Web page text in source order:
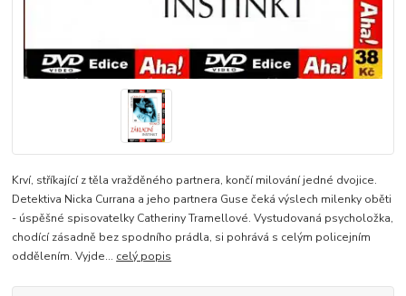
Krví, stříkající z těla vražděného partnera, končí milování jedné dvojice.
Detektiva Nicka Currana a jeho partnera Guse čeká výslech milenky oběti
- úspěšné spisovatelky Catheriny Tramellové. Vystudovaná psycholožka,
chodící zásadně bez spodního prádla, si pohrává s celým policejním
oddělením. Vyjde... celý popis